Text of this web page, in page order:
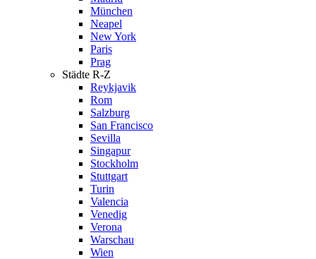
München
Neapel
New York
Paris
Prag
Städte R-Z
Reykjavik
Rom
Salzburg
San Francisco
Sevilla
Singapur
Stockholm
Stuttgart
Turin
Valencia
Venedig
Verona
Warschau
Wien